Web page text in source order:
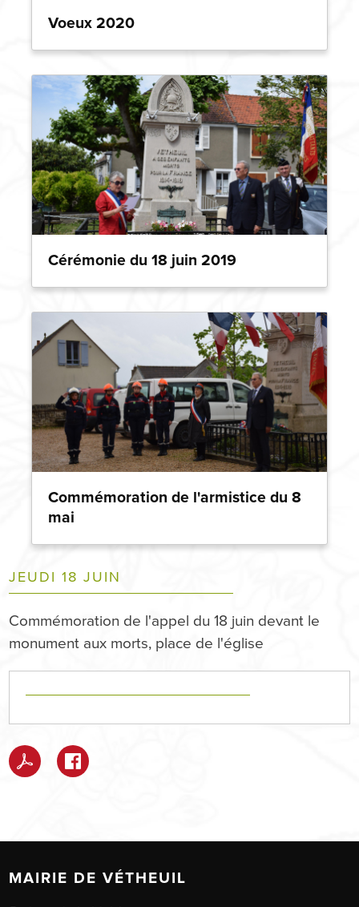
Voeux 2020
Cérémonie du 18 juin 2019
Commémoration de l'armistice du 8
mai
JEUDI 18 JUIN
Commémoration de l'appel du 18 juin devant le
monument aux morts, place de l'église
MAIRIE DE VÉTHEUIL